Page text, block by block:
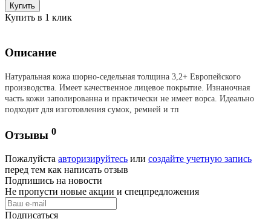
Купить
Купить в 1 клик
Описание
Натуральная кожа шорно-седельная толщина 3,2+ Европейского
производства. Имеет качественное лицевое покрытие. Изнаночная
часть кожи заполированна и практически не имеет ворса. Идеально
подходит для изготовления сумок, ремней и тп
Отзывы 0
Пожалуйста авторизируйтесь или создайте учетную запись
перед тем как написать отзыв
Подпишись на новости
Не пропусти новые акции и спецпредложения
Подписаться